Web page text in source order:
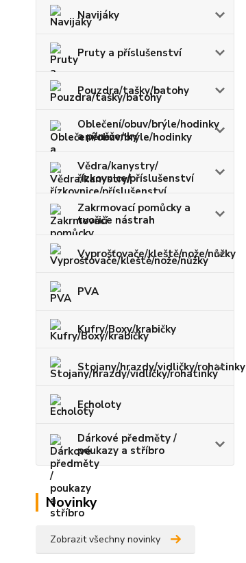
Navijáky
Pruty a příslušenství
Pouzdra/tašky/batohy
Oblečení/obuv/brýle/hodinky
a pěněženky
Vědra/kanystry/
řízkovnice/příslušenství
Zakrmovací pomůcky a
tvořiče nástrah
Vyprošťovače/kleště/nože/nůžky
PVA
Kufry/Boxy/krabičky
Stojany/hrazdy/vidličky/rohatinky
Echoloty
Dárkové předměty /
poukazy a stříbro
Novinky
Zobrazit všechny novinky